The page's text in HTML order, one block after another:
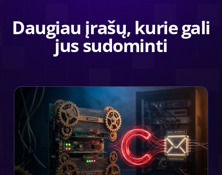
Daugiau įrašų, kurie gali
jus sudominti